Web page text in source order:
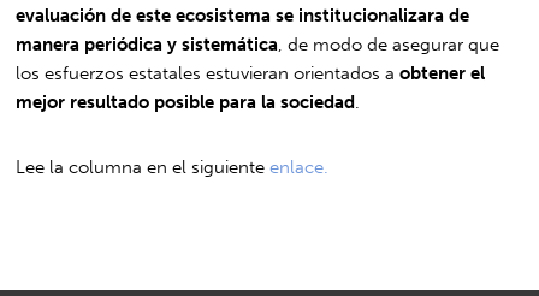
evaluación de este ecosistema se institucionalizara de
manera periódica y sistemática , de modo de asegurar que
los esfuerzos estatales estuvieran orientados aobtener el
mejor resultado posible para la sociedad
Lee la columna en el siguiente enlace.